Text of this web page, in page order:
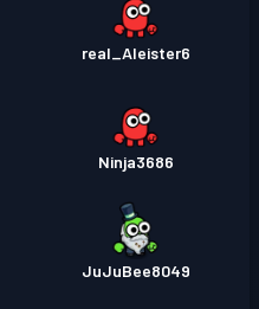
real_Aleister6
Ninja3686
JuJuBee8049